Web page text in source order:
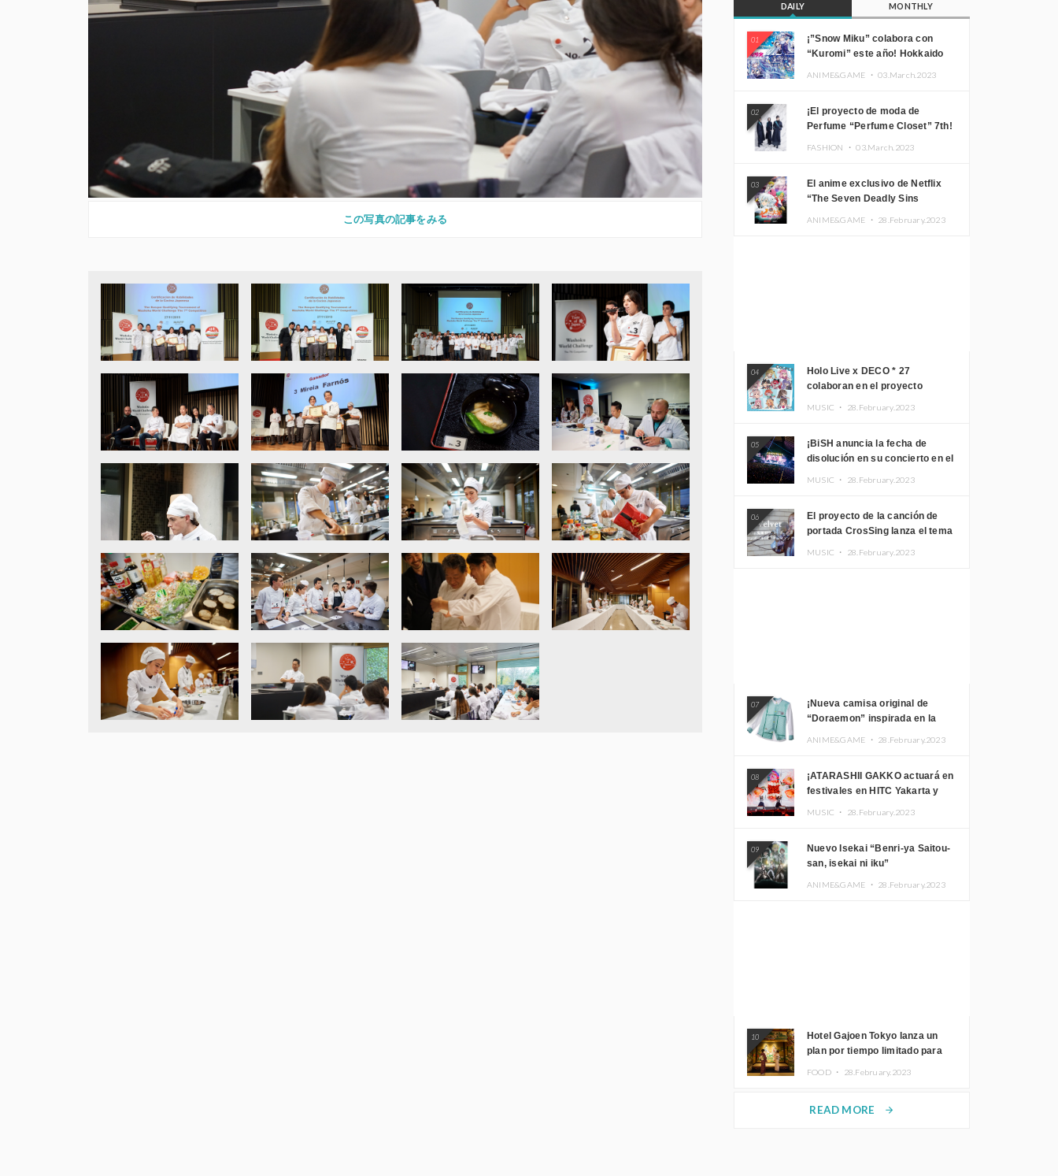
この写真の記事をみる
DAILY MONTHLY
01
¡”Snow Miku” colabora con
“Kuromi” este año! Hokkaido
ANIME&GAME ・03.March.2023
02
¡El proyecto de moda de
Perfume “Perfume Closet” 7th!
FASHION ・03.March.2023
03
El anime exclusivo de Netflix
“The Seven Deadly Sins
ANIME&GAME ・ 28.February.2023
04
Holo Live x DECO * 27
colaboran en el proyecto
MUSIC ・ 28.February.2023
05
¡BiSH anuncia la fecha de
disolución en su concierto en el
MUSIC ・ 28.February.2023
06
El proyecto de la canción de
portada CrosSing lanza el tema
MUSIC ・ 28.February.2023
07
¡Nueva camisa original de
“Doraemon” inspirada en la
ANIME&GAME ・ 28.February.2023
08
¡ATARASHII GAKKO actuará en
festivales en HITC Yakarta y
MUSIC ・ 28.February.2023
09
Nuevo Isekai “Benri-ya Saitou-
san, isekai ni iku”
ANIME&GAME ・ 28.February.2023
10
Hotel Gajoen Tokyo lanza un
plan por tiempo limitado para
FOOD ・ 28.February.2023
READ MORE arrow_forward